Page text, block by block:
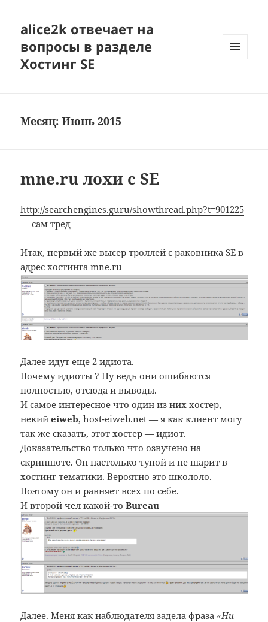
alice2k отвечает на
вопросы в разделе
Хостинг SE
Месяц:Июнь 2015
mne.ru лохи с SE
http://searchengines.guru/showthread.php?t=901225
— сам тред
Итак, первый же высер троллей с раковника SE в
адрес хостингаmne.ru
Далее идут еще 2 идиота.
Почему идиоты ? Ну ведь они ошибаются
полностью, отсюда и выводы.
И самое интересное что один из них хостер,
некийeiweb,host-eiweb.net — я как клиент могу
так же сказать, этот хостер — идиот.
Доказательство только что озвучено на
скриншоте. Он настолько тупой и не шарит в
хостинг тематики. Вероятно это школоло.
Поэтому он и равняет всех по себе.
И второй чел какой-тоBureau
Далее. Меня как наблюдателя задела фраза «Ни